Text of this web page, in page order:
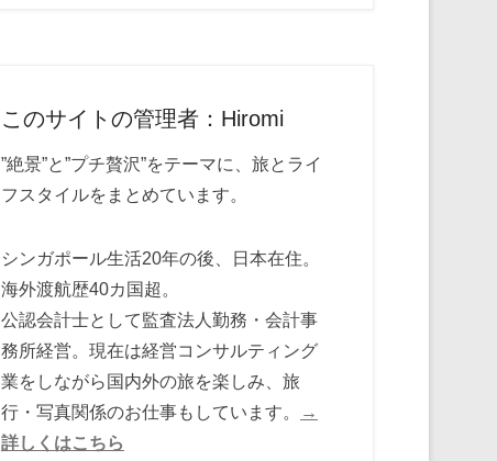
このサイトの管理者：Hiromi
”絶景”と”プチ贅沢”をテーマに、旅とライ
フスタイルをまとめています。
シンガポール生活20年の後、日本在住。
海外渡航歴40カ国超。
公認会計士として監査法人勤務・会計事
務所経営。現在は経営コンサルティング
業をしながら国内外の旅を楽しみ、旅
行・写真関係のお仕事もしています。
→
詳しくはこちら